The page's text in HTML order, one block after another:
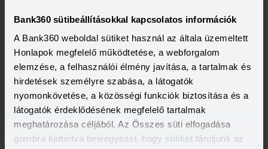
Bank360 sütibeállításokkal kapcsolatos információk
A Bank360 weboldal sütiket használ az általa üzemeltett
Honlapok megfelelő működtetése, a webforgalom
elemzése, a felhasználói élmény javítása, a tartalmak és
hirdetések személyre szabása, a látogatók
nyomonkövetése, a közösségi funkciók biztosítása és a
látogatók érdeklődésének megfelelő tartalmak
meghatározása céljából. Az Összes süti elfogadása
gombra kattintva beleegyezel, hogy sütiket tároljunk az
2026-06-11
Novemberig kapnak haladékot a babaváró
hitelesek
A moratóriumot átmenetileg meghosszabbítja, hosszabb
távon pedig megreformálja a babaváró hitelt a Magyar-